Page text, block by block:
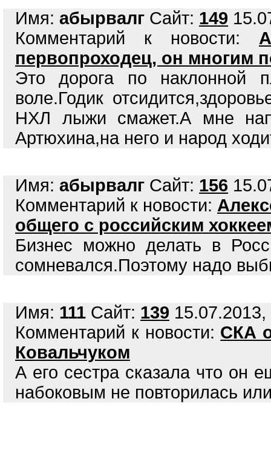
Имя: абырвалг Сайт: 149
Комментарий к новости:
первопроходец, он многим
Это дорога по наклонной
воле.Годик
НХЛ лыжи смажет.А мне
Артюхина,на него и народ
Имя: абырвалг Сайт: 156
Комментарий к новости:
общего с российским
Бизнес можно делать в
сомневался.Поэтому надо
Имя: 111 Сайт: 139
Комментарий к новости: СКА
Ковальчуком
А его сестра сказала что он
набоковым не повторилась